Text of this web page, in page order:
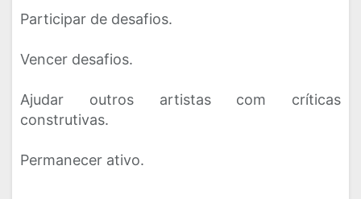
Participar de desafios.
Vencer desafios.
Ajudar outros artistas com críticas
construtivas.
Permanecer ativo.